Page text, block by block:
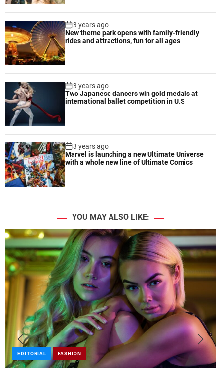
3 years ago
New theme park opens with family-friendly
rides and attractions, fun for all ages
3 years ago
Two Japanese dancers win gold medals at
international ballet competition in U.S
3 years ago
Marvel is launching a new Ultimate Universe
with a whole new line of Ultimate Comics
YOU MAY ALSO LIKE:
EDITORIAL FASHION